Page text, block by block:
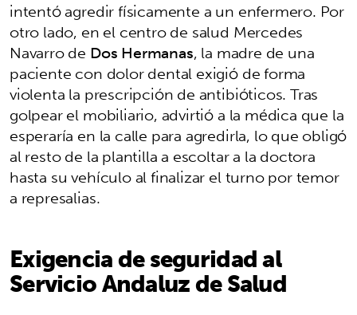
intentó agredir físicamente a un enfermero. Por
otro lado, en el centro de salud Mercedes
Navarro de Dos Hermanas, la madre de una
paciente con dolor dental exigió de forma
violenta la prescripción de antibióticos. Tras
golpear el mobiliario, advirtió a la médica que la
esperaría en la calle para agredirla, lo que obligó
al resto de la plantilla a escoltar a la doctora
hasta su vehículo al finalizar el turno por temor
a represalias.
Exigencia de seguridad al
Servicio Andaluz de Salud